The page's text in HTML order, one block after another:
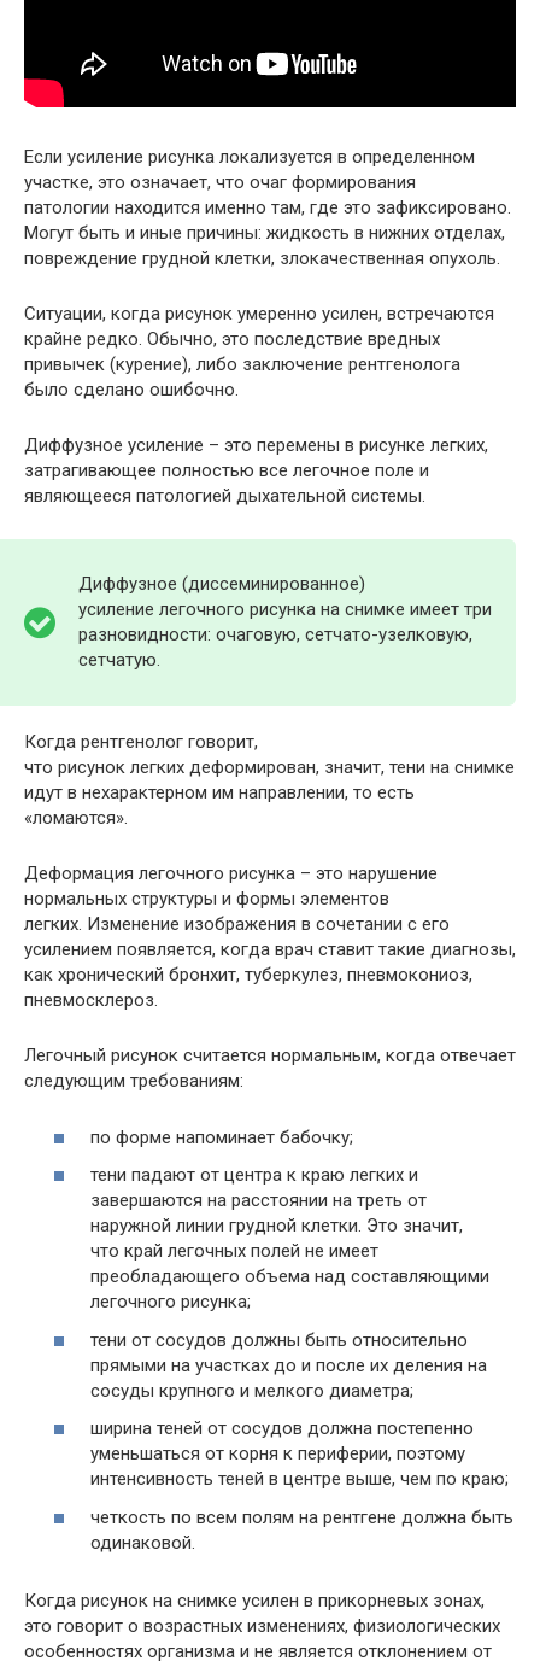
Если усиление рисунка локализуется в определенном
участке, это означает, что очаг формирования
патологии находится именно там, где это зафиксировано.
Могут быть и иные причины: жидкость в нижних отделах,
повреждение грудной клетки, злокачественная опухоль.
Ситуации, когда рисунок умеренно усилен, встречаются
крайне редко. Обычно, это последствие вредных
привычек (курение), либо заключение рентгенолога
было сделано ошибочно.
Диффузное усиление – это перемены в рисунке легких,
затрагивающее полностью все легочное поле и
являющееся патологией дыхательной системы.
Диффузное (диссеминированное)
усиление легочного рисунка на снимке имеет три
разновидности: очаговую, сетчато-узелковую,
сетчатую.
Когда рентгенолог говорит,
что рисунок легких деформирован, значит, тени на снимке
идут в нехарактерном им направлении, то есть
«ломаются».
Деформация легочного рисунка – это нарушение
нормальных структуры и формы элементов
легких. Изменение изображения в сочетании с его
усилением появляется, когда врач ставит такие диагнозы,
как хронический бронхит, туберкулез, пневмокониоз,
пневмосклероз.
Легочный рисунок считается нормальным, когда отвечает
следующим требованиям:
по форме напоминает бабочку;
тени падают от центра к краю легких и
завершаются на расстоянии на треть от
наружной линии грудной клетки. Это значит,
что край легочных полей не имеет
преобладающего объема над составляющими
легочного рисунка;
тени от сосудов должны быть относительно
прямыми на участках до и после их деления на
сосуды крупного и мелкого диаметра;
ширина теней от сосудов должна постепенно
уменьшаться от корня к периферии, поэтому
интенсивность теней в центре выше, чем по краю;
четкость по всем полям на рентгене должна быть
одинаковой.
Когда рисунок на снимке усилен в прикорневых зонах,
это говорит о возрастных изменениях, физиологических
особенностях организма и не является отклонением от